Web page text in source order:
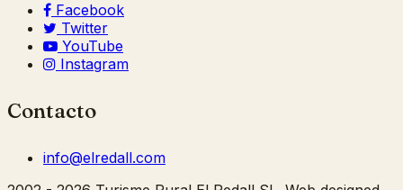
Facebook
Twitter
YouTube
Instagram
Contacto
info@elredall.com